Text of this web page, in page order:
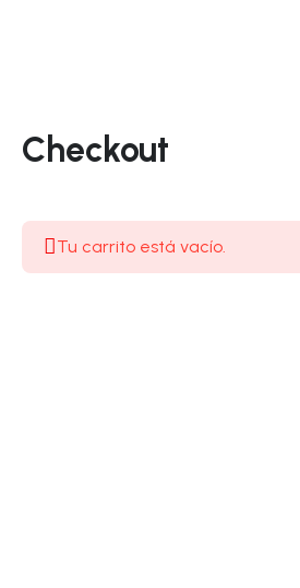
Checkout
Tu carrito está vacío.